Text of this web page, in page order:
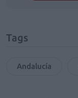
Tags
Andalucía